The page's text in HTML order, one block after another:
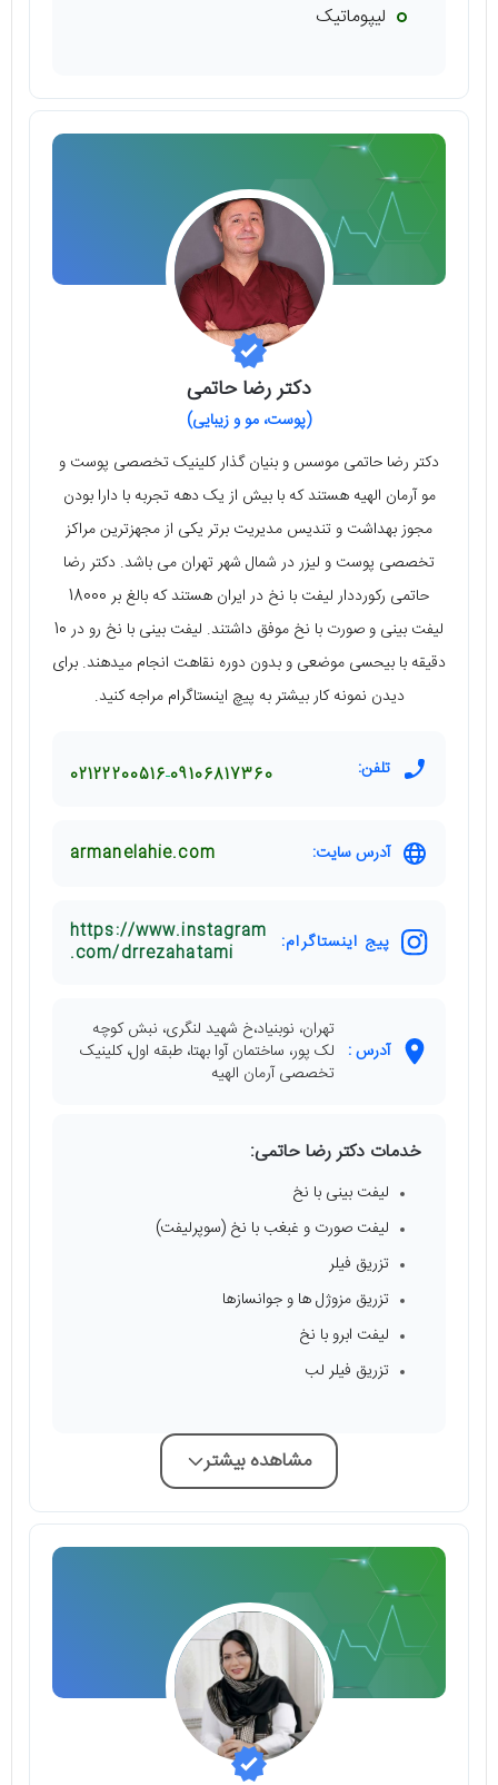
لیپوماتیک
دکتر رضا حاتمی
(پوست، مو و زیبایی)
دکتر رضا حاتمی موسس و بنیان گذار کلینیک تخصصی پوست و
مو آرمان الهیه هستند که با بیش از یک دهه تجربه با دارا بودن
مجوز بهداشت و تندیس مدیریت برتر یکی از مجهزترین مراکز
تخصصی پوست و لیزر در شمال شهر تهران می باشد. دکتر رضا
حاتمی رکورددار لیفت با نخ در ایران هستند که بالغ بر 18000
لیفت بینی و صورت با نخ موفق داشتند. لیفت بینی با نخ رو در 10
دقیقه با بیحسی موضعی و بدون دوره نقاهت انجام میدهند. برای
دیدن نمونه کار بیشتر به پیچ اینستاگرام مراجه کنید.
تلفن: 09106817360
02122200516
آدرس سایت: armanelahie.com
پیج اینستاگرام:
https://www.instagram
.com/drrezahatami
آدرس :
تهران، نوبنیاد،خ شهید لنگری، نبش کوچه
لک پور، ساختمان آوا بهتا، طبقه اول، کلینیک
تخصصی آرمان الهیه
خدمات دکتر رضا حاتمی:
لیفت بینی با نخ
لیفت صورت و غبغب با نخ (سوپرلیفت)
تزریق فیلر
تزریق مزوژل ها و جوانسازها
لیفت ابرو با نخ
تزریق فیلر لب
مشاهده بیشتر